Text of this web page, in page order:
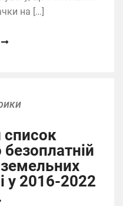
на […]
список
земельних
у 2016-2022